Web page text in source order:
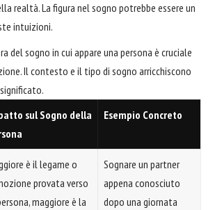
realtà. La figura nel sogno potrebbe essere un
intuizioni.
del sogno in cui appare una persona è cruciale
Il contesto e il tipo di sogno arricchiscono
sul Sogno della
Esempio Concreto
è il legame o
provata verso
maggiore è la
Sognare un partner
appena conosciuto
dopo una giornata